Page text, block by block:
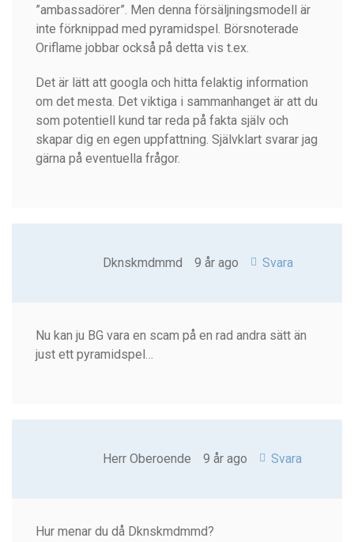
”ambassadörer”. Men denna försäljningsmodell är
inte förknippad med pyramidspel. Börsnoterade
Oriflame jobbar också på detta vis t.ex.
Det är lätt att googla och hitta felaktig information
om det mesta. Det viktiga i sammanhanget är att du
som potentiell kund tar reda på fakta själv och
skapar dig en egen uppfattning. Självklart svarar jag
gärna på eventuella frågor.
Dknskmdmmd 9 år ago Svara
Nu kan ju BG vara en scam på en rad andra sätt än
just ett pyramidspel…
Herr Oberoende 9 år ago Svara
Hur menar du då Dknskmdmmd?